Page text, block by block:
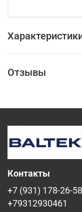
Отзывы
Контакты
+7 (931) 178-26-58
+79312930461